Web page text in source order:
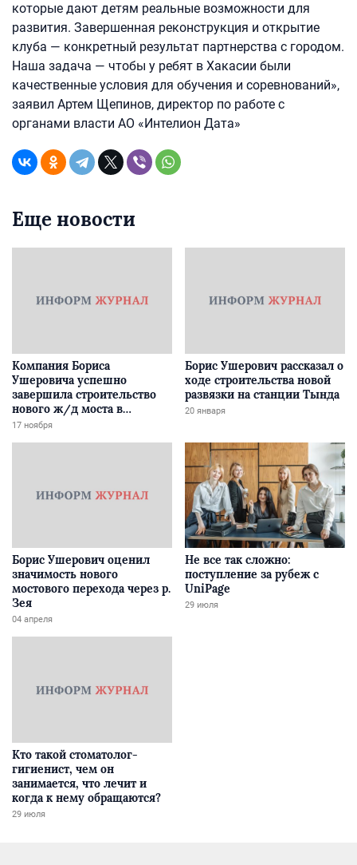
которые дают детям реальные возможности для
развития. Завершенная реконструкция и открытие
клуба — конкретный результат партнерства с городом.
Наша задача — чтобы у ребят в Хакасии были
качественные условия для обучения и соревнований»,
заявил Артем Щепинов, директор по работе с
органами власти АО «Интелион Дата»
Еще новости
Компания Бориса
Ушеровича успешно
завершила строительство
нового ж/д моста в
Забайкалье
17 ноября
Борис Ушерович рассказал о
ходе строительства новой
развязки на станции Тында
20 января
Борис Ушерович оценил
значимость нового
мостового перехода через р.
Зея
04 апреля
Не все так сложно:
поступление за рубеж с
UniPage
29 июля
Кто такой стоматолог-
гигиенист, чем он
занимается, что лечит и
когда к нему обращаются?
29 июля